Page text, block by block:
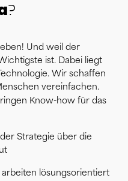
Und weil der
ist. Dabei liegt
Wir schaffen
vereinfachen.
Know-how für das
Strategie über die
lösungsorientiert